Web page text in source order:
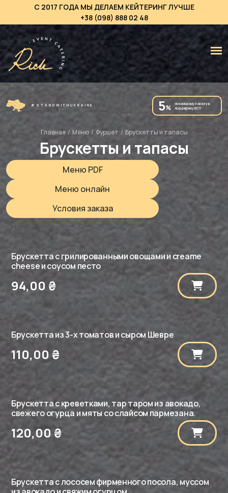
С 2017 ГОДА МЫ ДЕЛАЕМ КЕЙТЕРИНГ ЛУЧШЕ
+38 (098) 888 02 48
#STANDWITHUKRAINE 5%
по каждому заказу в
поддержку ВСУ
Главная / Меню / Фуршет / Брускетты и тапасы
Брускетты и тапасы
Меню PDF
Меню онлайн
Условия заказа
Брускетта с грилированными овощами и сreame
cheese и соусом песто
94,00 ₴
Брускетта из 3-х томатов и сыром Шевре
110,00₴
Брускетта с креветками, тар таром из авокадо,
свежего огурца и мяты со слайсом пармезана.
120,00₴
Брускетта с лососем фирменного посола, муссом